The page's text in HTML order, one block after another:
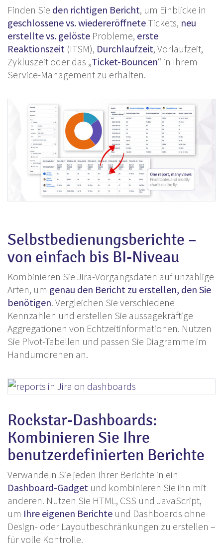
Finden Sie den richtigen Bericht, um Einblicke in
geschlossene vs. wiedereröffnete Tickets, neu
erstellte vs. gelöste Probleme, erste
Reaktionszeit (ITSM), Durchlaufzeit, Vorlaufzeit,
Zykluszeit oder das „Ticket-Bouncen“ in Ihrem
Service-Management zu erhalten.
Selbstbedienungsberichte –
von einfach bis BI-Niveau
Kombinieren Sie Jira-Vorgangsdaten auf unzählige
Arten, um genau den Bericht zu erstellen, den Sie
benötigen. Vergleichen Sie verschiedene
Kennzahlen und erstellen Sie aussagekräftige
Aggregationen von Echtzeitinformationen. Nutzen
Sie Pivot-Tabellen und passen Sie Diagramme im
Handumdrehen an.
Rockstar-Dashboards:
Kombinieren Sie Ihre
benutzerdefinierten Berichte
Verwandeln Sie jeden Ihrer Berichte in ein
Dashboard-Gadget und kombinieren Sie ihn mit
anderen. Nutzen Sie HTML, CSS und JavaScript,
um Ihre eigenen Berichte und Dashboards ohne
Design- oder Layoutbeschränkungen zu erstellen –
für volle Kontrolle.